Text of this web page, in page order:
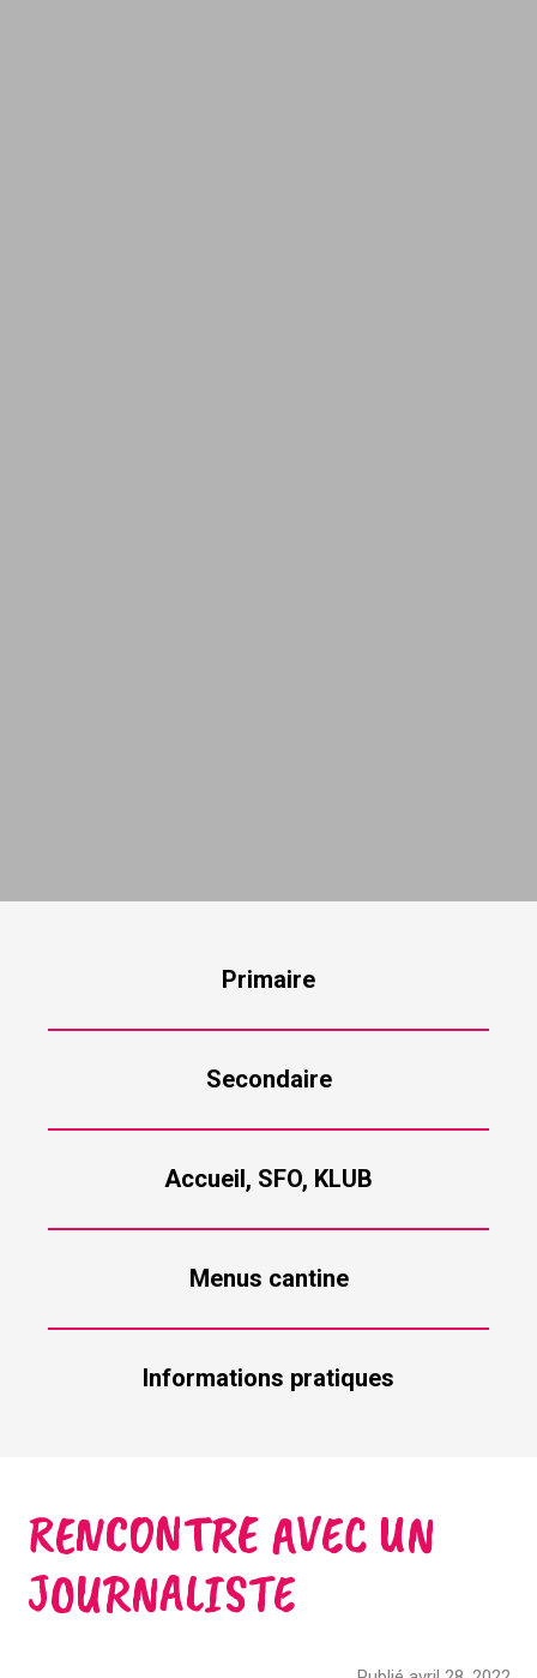
Primaire
Secondaire
Accueil, SFO, KLUB
Menus cantine
Informations pratiques
RENCONTRE AVEC UN
JOURNALISTE